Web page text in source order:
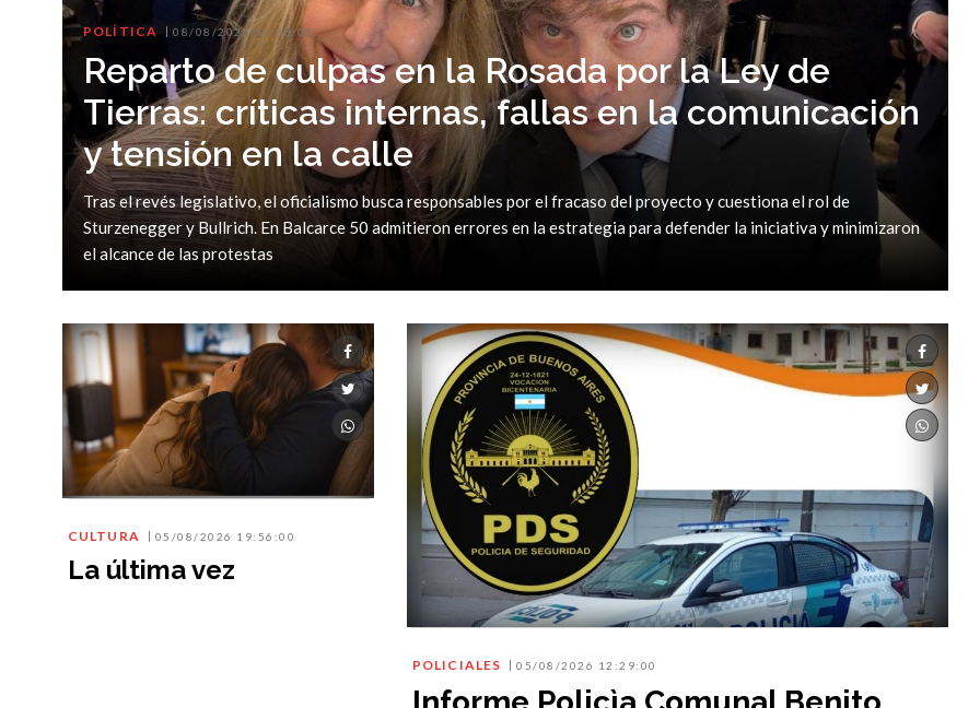
POLÍTICA 08/08/2026 00:36:00
Reparto de culpas en la Rosada por la Ley de
Tierras: críticas internas, fallas en la comunicación
y tensión en la calle
Tras el revés legislativo, el oficialismo busca responsables por el fracaso del proyecto y cuestiona el rol de
Sturzenegger y Bullrich. En Balcarce 50 admitieron errores en la estrategia para defender la iniciativa y minimizaron
el alcance de las protestas
CULTURA 05/08/2026 19:56:00
La última vez
POLICIALES 05/08/2026 12:29:00